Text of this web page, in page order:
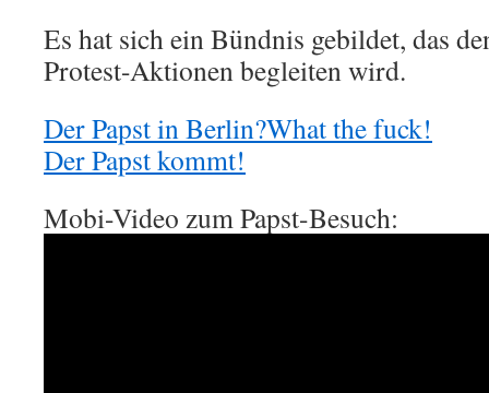
Es hat sich ein Bündnis gebildet, das
Protest-Aktionen begleiten wird.
Der Papst in Berlin?What the fuck!
Der Papst kommt!
Mobi-Video zum Papst-Besuch: